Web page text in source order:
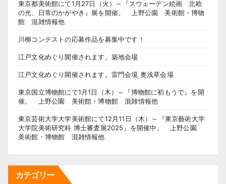
東京都美術館にて1月27日（火）～『スウェーデン絵画 北欧
の光、日常のかがやき』展を開催。 上野公園 美術館・博物
館 混雑情報他
川柳コンテストの応募作品を募集中です！
江戸文化めぐり開催されます。築地会場
江戸文化めぐり開催されます。雷門会場 奥浅草会場
東京国立博物館にて1月1日（木）～『博物館に初もうで』を開
催。 上野公園 美術館・博物館 混雑情報他
東京芸術大学大学美術館にて12月11日（木）～『東京藝術大学
大学院美術研究科 博士審査展2025』を開催中。 上野公園
美術館・博物館 混雑情報他
カテゴリー